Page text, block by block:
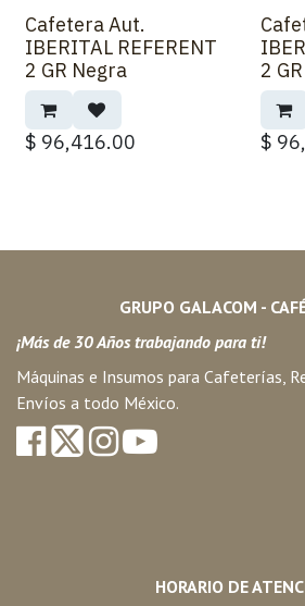
Cafetera Aut.
IBERITAL REFERENT
2 GR Negra
$ 96,416.00
2
$
GRUPO GALACOM -
¡Más de 30 Años trabajando para ti!
Máquinas e Insumos para Cafeterías,
Envíos a todo México.
HORARIO DE